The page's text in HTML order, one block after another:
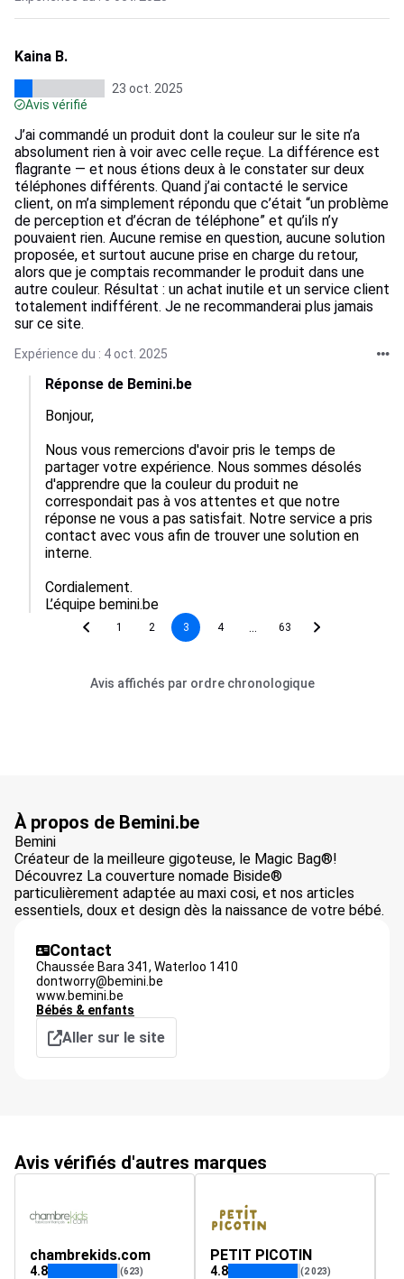
Kaina B.
23 oct. 2025
Avis vérifié
J’ai commandé un produit dont la couleur sur le site n’a
absolument rien à voir avec celle reçue. La différence est
flagrante — et nous étions deux à le constater sur deux
téléphones différents. Quand j’ai contacté le service
client, on m’a simplement répondu que c’était “un problème
de perception et d’écran de téléphone” et qu’ils n’y
pouvaient rien. Aucune remise en question, aucune solution
proposée, et surtout aucune prise en charge du retour,
alors que je comptais recommander le produit dans une
autre couleur. Résultat : un achat inutile et un service client
totalement indifférent. Je ne recommanderai plus jamais
sur ce site.
Expérience du : 4 oct. 2025
Réponse de Bemini.be
Bonjour,
Nous vous remercions d'avoir pris le temps de
partager votre expérience. Nous sommes désolés
d'apprendre que la couleur du produit ne
correspondait pas à vos attentes et que notre
réponse ne vous a pas satisfait. Notre service a pris
contact avec vous afin de trouver une solution en
interne.
Cordialement.
L’équipe bemini.be
1 2 3 4 63
Avis affichés par ordre chronologique
À propos de Bemini.be
Bemini
Créateur de la meilleure gigoteuse, le Magic Bag®!
Découvrez La couverture nomade Biside®
particulièrement adaptée au maxi cosi, et nos articles
essentiels, doux et design dès la naissance de votre bébé.
Contact
Chaussée Bara 341, Waterloo 1410
dontworry@bemini.be
www.bemini.be
Bébés & enfants
Aller sur le site
Avis vérifiés d'autres marques
chambrekids.com
4.8 (623)
PETIT PICOTIN
4.8 (2 023)